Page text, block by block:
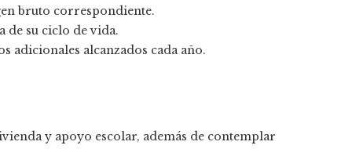
bruto correspondiente.
de su ciclo de vida.
adicionales alcanzados cada año.
y apoyo escolar, además de contemplar